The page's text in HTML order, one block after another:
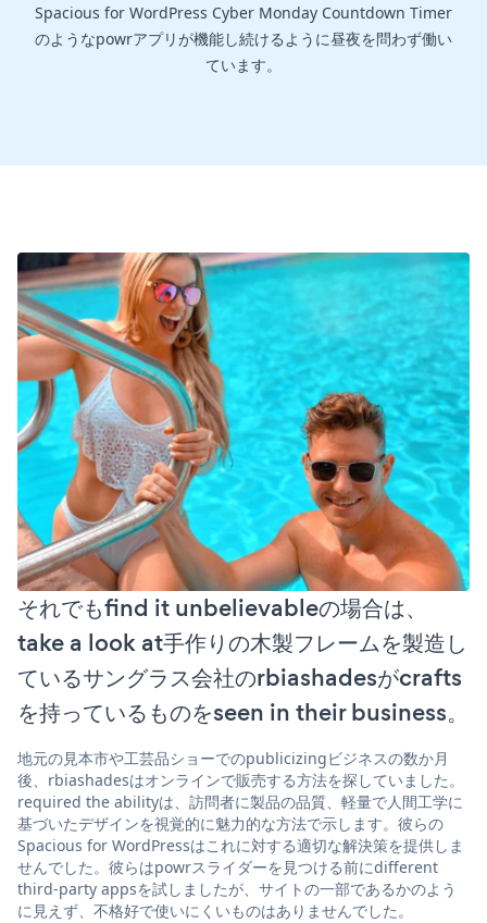
Spacious for WordPress Cyber Monday Countdown Timer
のようなpowrアプリが機能し続けるように昼夜を問わず働い
ています。
それでもfind it unbelievableの場合は、
take a look at手作りの木製フレームを製造し
ているサングラス会社のrbiashadesがcrafts
を持っているものをseen in their business。
地元の見本市や工芸品ショーでのpublicizingビジネスの数か月
後、rbiashadesはオンラインで販売する方法を探していました。
required the abilityは、訪問者に製品の品質、軽量で人間工学に
基づいたデザインを視覚的に魅力的な方法で示します。彼らの
Spacious for WordPressはこれに対する適切な解決策を提供しま
せんでした。彼らはpowrスライダーを見つける前にdifferent
third-party appsを試しましたが、サイトの一部であるかのよう
に見えず、不格好で使いにくいものはありませんでした。